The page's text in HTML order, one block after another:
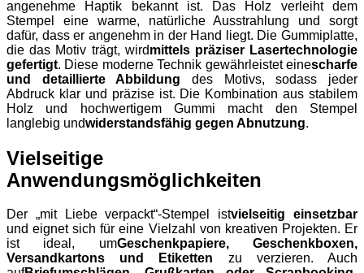
angenehme Haptik bekannt ist. Das Holz verleiht dem
Stempel eine warme, natürliche Ausstrahlung und sorgt
dafür, dass er angenehm in der Hand liegt. Die Gummiplatte,
die das Motiv trägt, wirdmittels präziser Lasertechnologie
gefertigt. Diese moderne Technik gewährleistet einescharfe
und detaillierte Abbildung des Motivs, sodass jeder
Abdruck klar und präzise ist. Die Kombination aus stabilem
Holz und hochwertigem Gummi macht den Stempel
langlebig undwiderstandsfähig gegen Abnutzung.
Vielseitige
Anwendungsmöglichkeiten
Der „mit Liebe verpackt“-Stempel istvielseitig einsetzbar
und eignet sich für eine Vielzahl von kreativen Projekten. Er
ist ideal, umGeschenkpapiere, Geschenkboxen,
Versandkartons und Etiketten zu verzieren. Auch